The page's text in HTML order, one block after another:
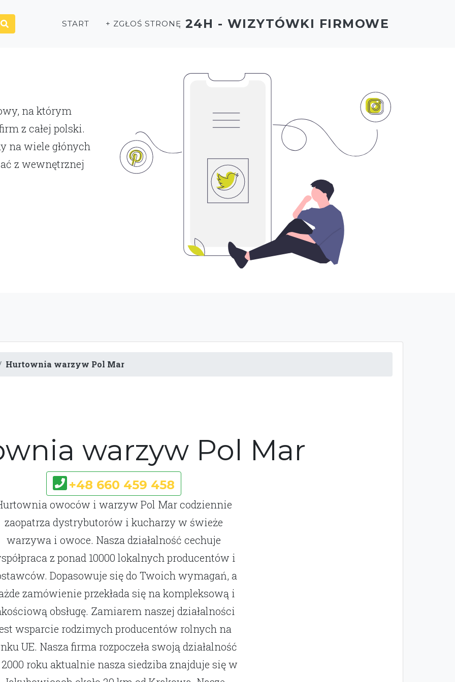
na którym
z całej polski.
wiele głónych
z wewnętrznej
START + ZGŁOŚ STRONĘ 24H - WIZYTÓWKI FIRMOWE
Hurtownia warzyw Pol Mar
warzyw Pol Mar
+48 660 459 458
owoców i warzyw Pol Mar codziennie
zaopatrza dystrybutorów i kucharzy w świeże
warzywa i owoce. Nasza działalność cechuje
z ponad 10000 lokalnych producentów i
Dopasowuje się do Twoich wymagań, a
zamówienie przekłada się na kompleksową i
obsługę. Zamiarem naszej działalności
wsparcie rodzimych producentów rolnych na
UE. Nasza firma rozpoczeła swoją działalność
roku aktualnie nasza siedziba znajduje się w